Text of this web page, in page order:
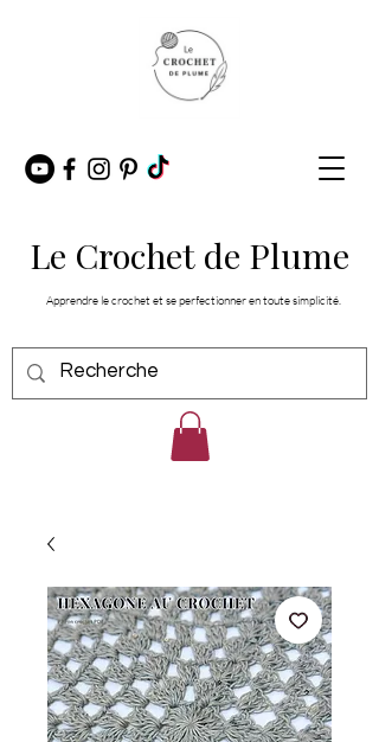
Le Crochet de Plume
Apprendre le crochet et se perfectionner en toute simplicité.